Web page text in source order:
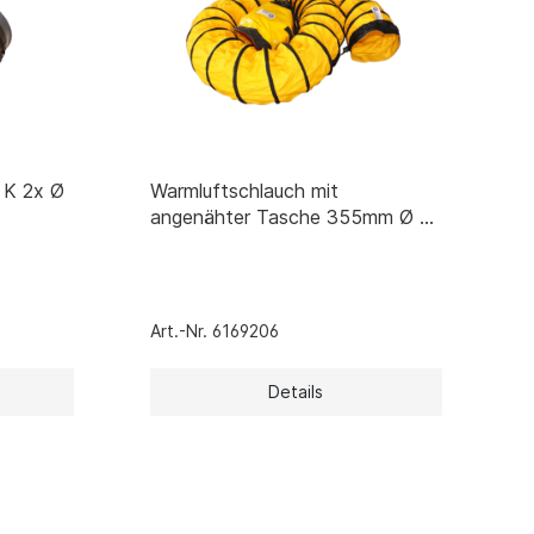
Zubehör Schmutzwasserpumpen
Zubehör Luftverbesserer / Makromol
K 2x Ø
Warmluftschlauch mit
angenähter Tasche 355mm Ø x
Art.-Nr. 6169206
Details